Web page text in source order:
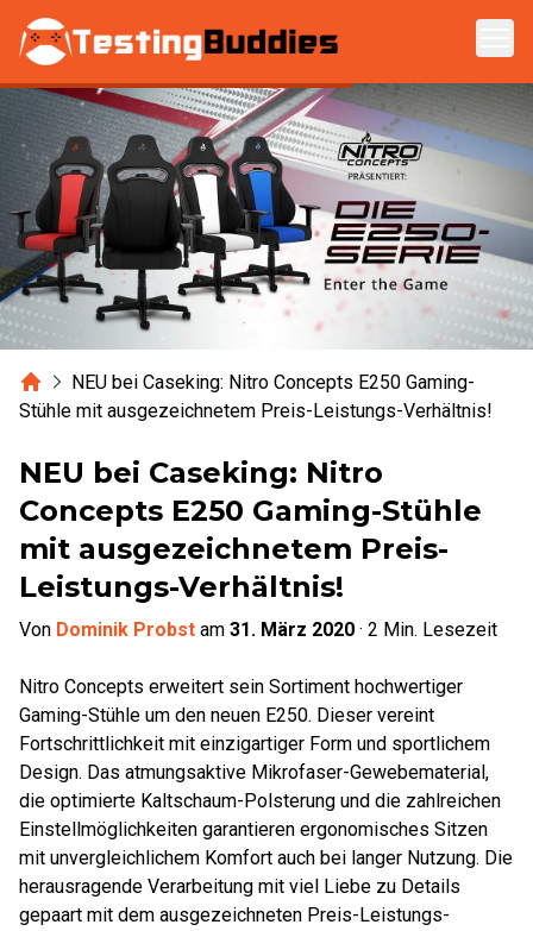
Zum Hauptinhalt springen
HomeNEU bei Caseking: Nitro Concepts E250 Gaming-
Stühle mit ausgezeichnetem Preis-Leistungs-Verhältnis!
NEU bei Caseking: Nitro
Concepts E250 Gaming-Stühle
mit ausgezeichnetem Preis-
Leistungs-Verhältnis!
Von Dominik Probst am 31. März 2020 · 2 Min. Lesezeit
Nitro Concepts erweitert sein Sortiment hochwertiger
Gaming-Stühle um den neuen E250. Dieser vereint
Fortschrittlichkeit mit einzigartiger Form und sportlichem
Design. Das atmungsaktive Mikrofaser-Gewebematerial,
die optimierte Kaltschaum-Polsterung und die zahlreichen
Einstellmöglichkeiten garantieren ergonomisches Sitzen
mit unvergleichlichem Komfort auch bei langer Nutzung. Die
herausragende Verarbeitung mit viel Liebe zu Details
gepaart mit dem ausgezeichneten Preis-Leistungs-